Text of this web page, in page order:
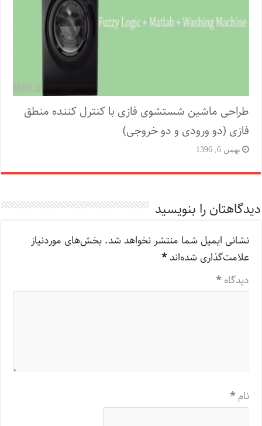
طراحی ماشین شستشوی فازی با کنترل کننده منطق
فازی (دو ورودی و دو خروجی)
بهمن 6, 1396
دیدگاهتان را بنویسید
نشانی ایمیل شما منتشر نخواهد شد. بخش‌های موردنیاز
علامت‌گذاری شده‌اند*
دیدگاه*
نام*